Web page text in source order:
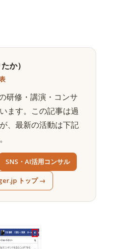
か）
研修・講演・コンサ
ます。この記事は過
、最新の活動は下記
SNS・AI活用コンサル
トップ →